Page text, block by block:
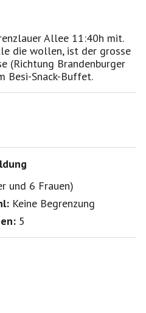
Allee 11:40h mit.
die wollen, ist der grosse
(Richtung Brandenburger
Besi-Snack-Buffet.
und 6 Frauen)
Keine Begrenzung
5